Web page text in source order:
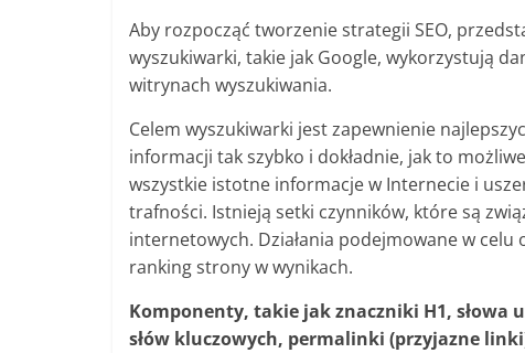
Aby rozpocząć tworzenie strategii SEO,
wyszukiwarki, takie jak Google, wykorzystują
witrynach wyszukiwania.
Celem wyszukiwarki jest zapewnienie
informacji tak szybko i dokładnie, jak to
wszystkie istotne informacje w Internecie i
trafności. Istnieją setki czynników, które są
internetowych. Działania podejmowane w
ranking strony w wynikach.
Komponenty, takie jak znaczniki H1, słowa
słów kluczowych, permalinki (przyjazne